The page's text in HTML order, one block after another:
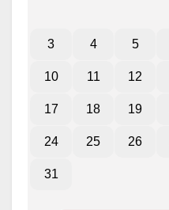
3 4 5
10 11 12
17 18 19
24 25 26
31